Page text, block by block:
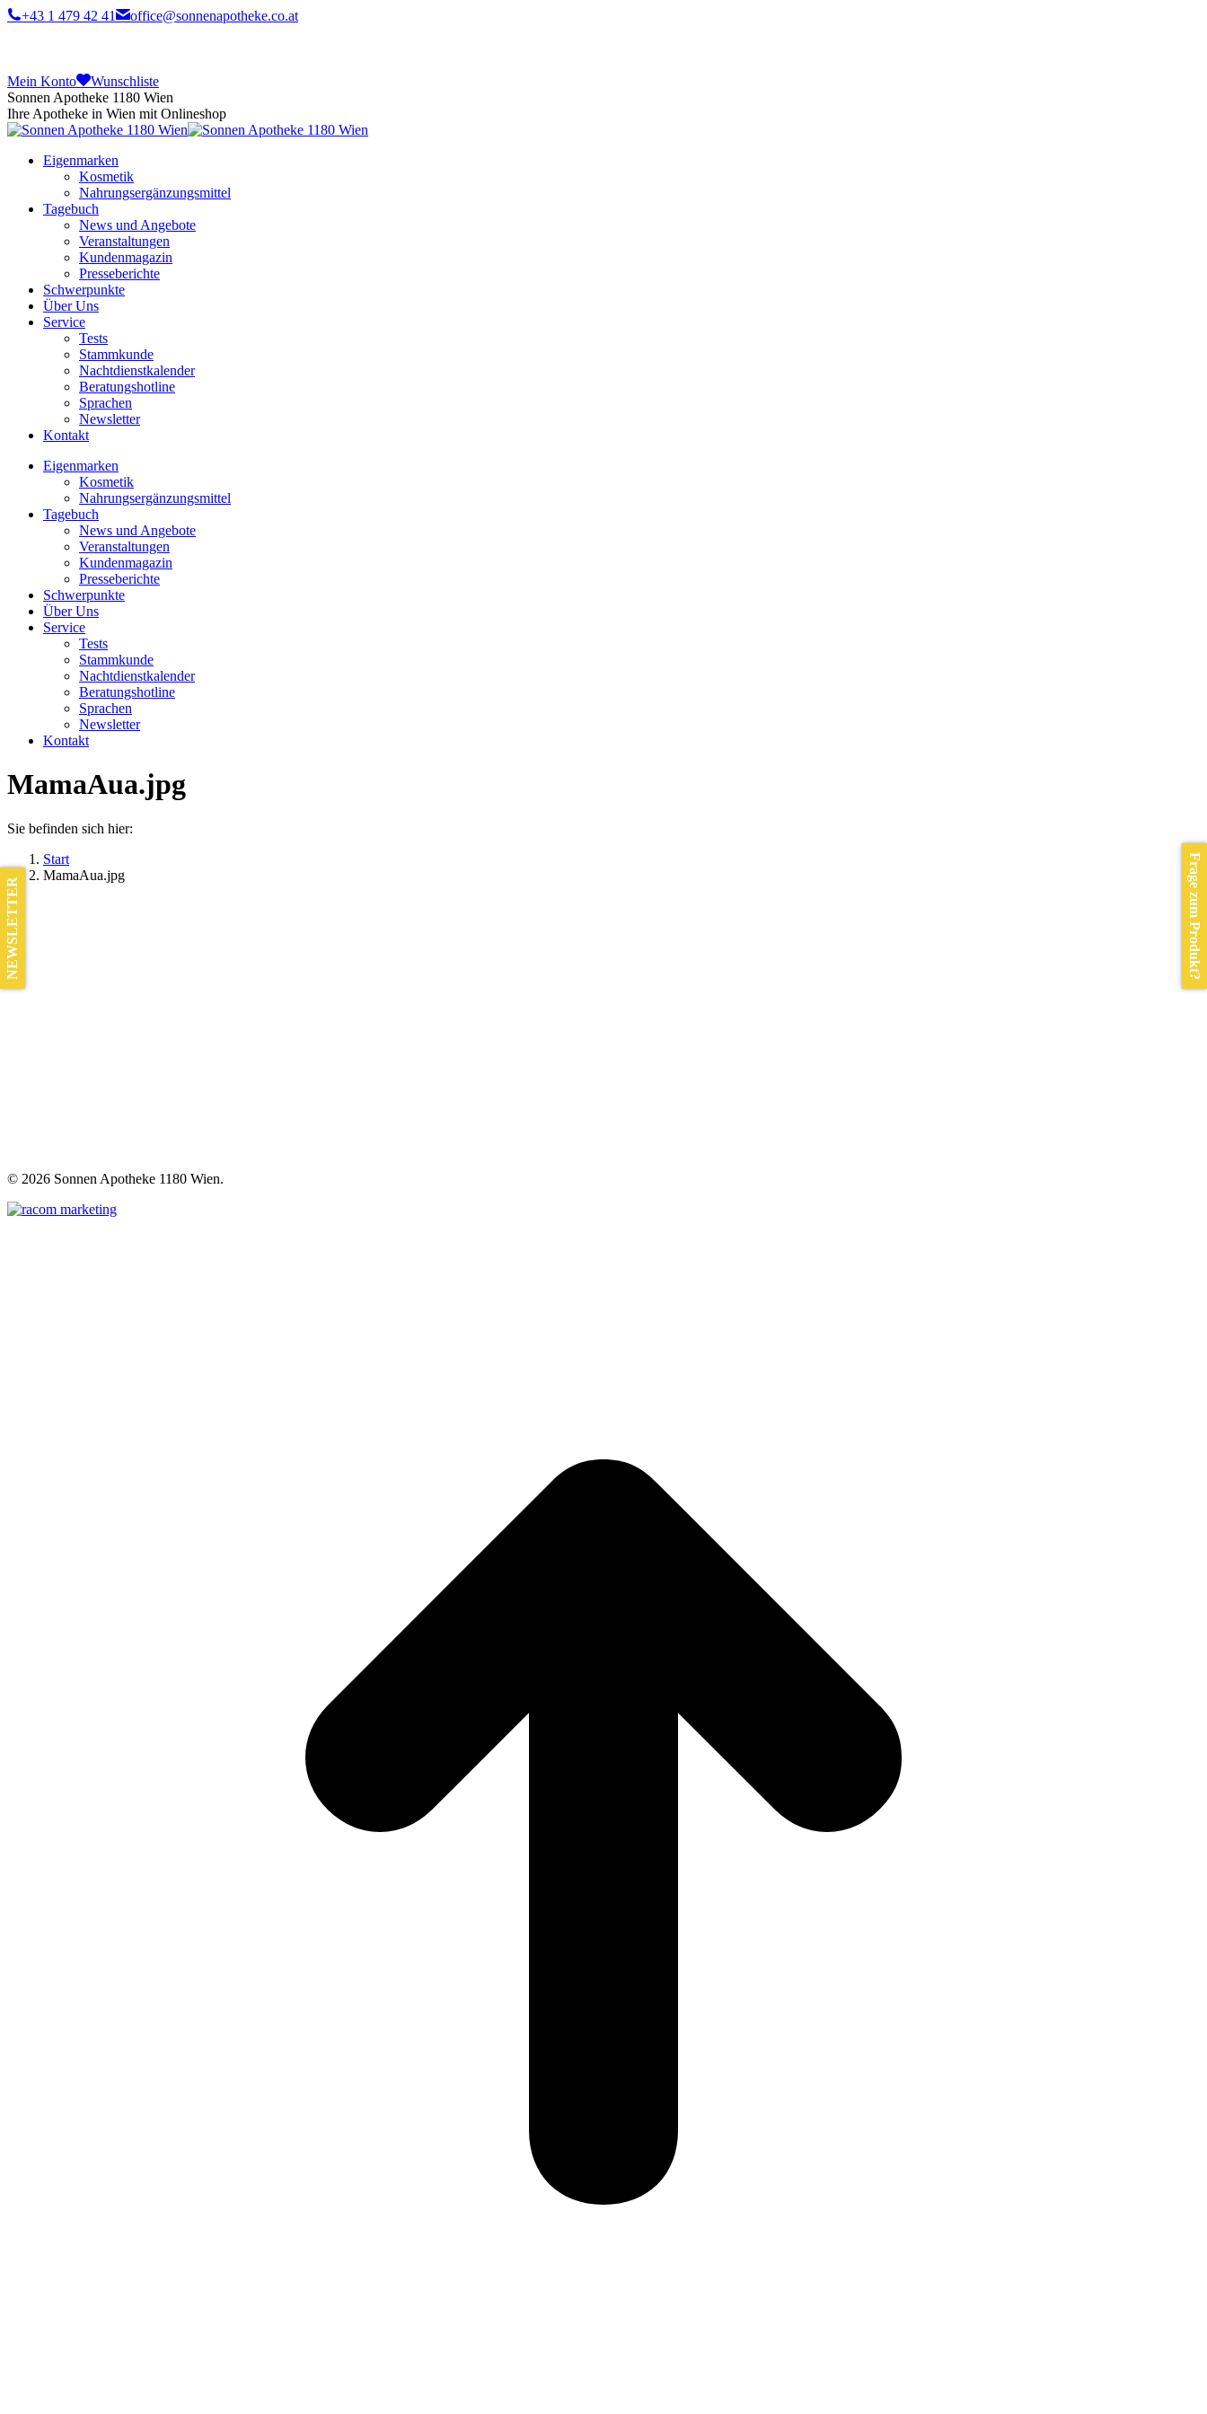
+43 1 479 42 41 office@sonnenapotheke.co.at
Mein Konto
Wunschliste
Sonnen Apotheke 1180 Wien
Ihre Apotheke in Wien mit Onlineshop
Eigenmarken
Kosmetik
Nahrungsergänzungsmittel
Tagebuch
News und Angebote
Veranstaltungen
Kundenmagazin
Presseberichte
Schwerpunkte
Über Uns
Service
Tests
Stammkunde
Nachtdienstkalender
Beratungshotline
Sprachen
Newsletter
Kontakt
Eigenmarken
Kosmetik
Nahrungsergänzungsmittel
Tagebuch
News und Angebote
Veranstaltungen
Kundenmagazin
Presseberichte
Schwerpunkte
Über Uns
Service
Tests
Stammkunde
Nachtdienstkalender
Beratungshotline
Sprachen
Newsletter
Kontakt
MamaAua.jpg
Sie befinden sich hier:
Start
MamaAua.jpg
© 2026 Sonnen Apotheke 1180 Wien.
Frage zum Produkt?
NEWSLETTER